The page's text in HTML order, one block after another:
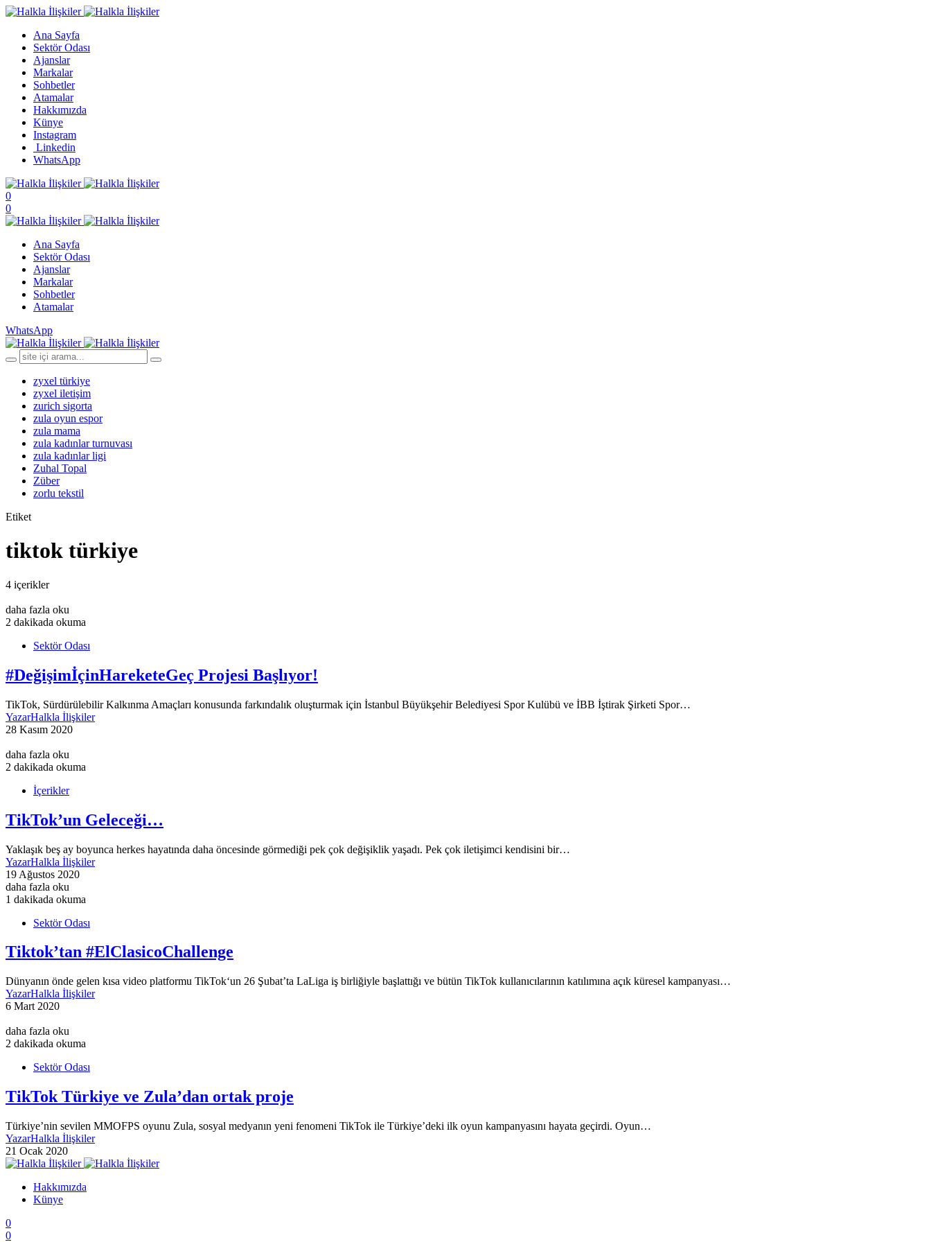
Ana Sayfa
Sektör Odası
Ajanslar
Markalar
Sohbetler
Atamalar
Hakkımızda
Künye
Instagram
Linkedin
WhatsApp
0
0
Ana Sayfa
Sektör Odası
Ajanslar
Markalar
Sohbetler
Atamalar
WhatsApp
zyxel türkiye
zyxel iletişim
zurich sigorta
zula oyun espor
zula mama
zula kadınlar turnuvası
zula kadınlar ligi
Zuhal Topal
Züber
zorlu tekstil
Etiket
tiktok türkiye
4 içerikler
daha fazla oku
2 dakikada okuma
Sektör Odası
#DeğişimİçinHareketeGeç Projesi Başlıyor!
TikTok, Sürdürülebilir Kalkınma Amaçları konusunda farkındalık oluşturmak için İstanbul Büyükşehir Belediyesi Spor Kulübü ve İBB İştirak Şirketi Spor…
YazarHalkla İlişkiler
28 Kasım 2020
daha fazla oku
2 dakikada okuma
İçerikler
TikTok’un Geleceği…
Yaklaşık beş ay boyunca herkes hayatında daha öncesinde görmediği pek çok değişiklik yaşadı. Pek çok iletişimci kendisini bir…
YazarHalkla İlişkiler
19 Ağustos 2020
daha fazla oku
1 dakikada okuma
Sektör Odası
Tiktok’tan #ElClasicoChallenge
Dünyanın önde gelen kısa video platformu TikTok‘un 26 Şubat’ta LaLiga iş birliğiyle başlattığı ve bütün TikTok kullanıcılarının katılımına açık küresel kampanyası…
YazarHalkla İlişkiler
6 Mart 2020
daha fazla oku
2 dakikada okuma
Sektör Odası
TikTok Türkiye ve Zula’dan ortak proje
Türkiye’nin sevilen MMOFPS oyunu Zula, sosyal medyanın yeni fenomeni TikTok ile Türkiye’deki ilk oyun kampanyasını hayata geçirdi. Oyun…
YazarHalkla İlişkiler
21 Ocak 2020
Hakkımızda
Künye
0
0